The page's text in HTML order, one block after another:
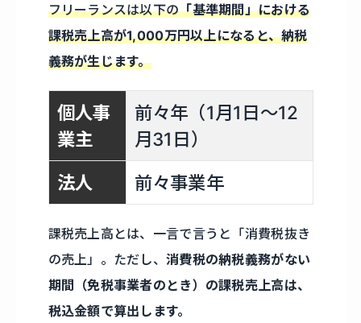
フリーランスは以下の「基準期間」における
課税売上高が1,000万円以上になると、納税
義務が生じます。
個人事
業主
前々年（1月1日〜12
月31日）
法人
前々事業年
課税売上高とは、一言で言うと「消費税抜き
の売上」。ただし、消費税の納税義務がない
期間（免税事業者のとき）の課税売上高は、
税込金額で算出します。